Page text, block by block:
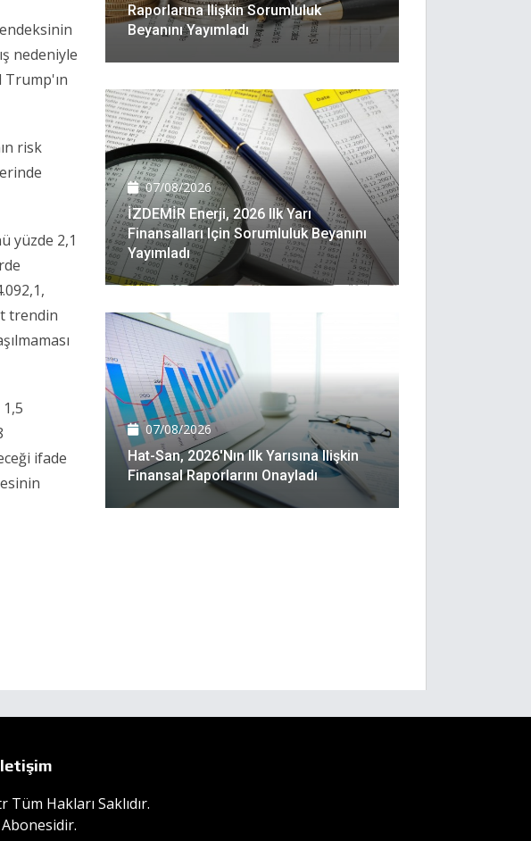
nedeniyle
Trump'ın
risk
yüzde 2,1
trendin
ifade
Raporlarına Ilişkin Sorumluluk
Beyanını Yayımladı
07/08/2026
İZDEMİR Enerji, 2026 Ilk Yarı
Finansalları Için Sorumluluk Beyanını
Yayımladı
07/08/2026
Hat-San, 2026'nın Ilk Yarısına Ilişkin
Finansal Raporlarını Onayladı
Hakları Saklıdır.
Abonesidir.